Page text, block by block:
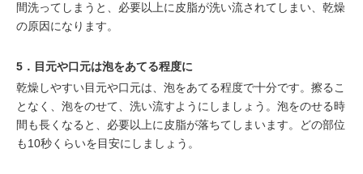
間洗ってしまうと、必要以上に皮脂が洗い流されてしまい、乾燥
の原因になります。
5．目元や口元は泡をあてる程度に
乾燥しやすい目元や口元は、泡をあてる程度で十分です。擦るこ
となく、泡をのせて、洗い流すようにしましょう。泡をのせる時
間も長くなると、必要以上に皮脂が落ちてしまいます。どの部位
も10秒くらいを目安にしましょう。